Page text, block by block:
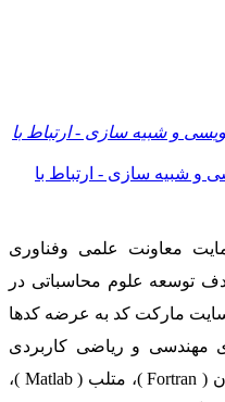
و شبیه سازی - ارتباط با
معاونت علمی وفناوری
در سال 1392 با هدف توسعه علوم محاسباتی در
سایت مارکت کد به عرضه کدها
مهندسی و ریاضی کاربردی
می‌پردازد. زبان این کدها عمدتا فرترن ( Fortran )، متلب ( Matlab )،